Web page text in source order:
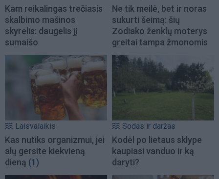
Kam reikalingas trečiasis
skalbimo mašinos
skyrelis: daugelis jį
sumaišo
Ne tik meilė, bet ir noras
sukurti šeimą: šių
Zodiako ženklų moterys
greitai tampa žmonomis
Laisvalaikis
Kas nutiks organizmui, jei
alų gersite kiekvieną
dieną (1)
Sodas ir daržas
Kodėl po lietaus sklype
kaupiasi vanduo ir ką
daryti?